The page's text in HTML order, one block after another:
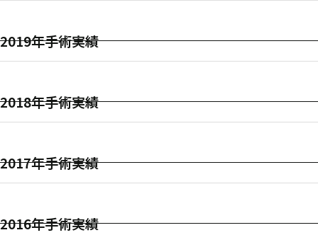
2019年手術実績
2018年手術実績
2017年手術実績
2016年手術実績